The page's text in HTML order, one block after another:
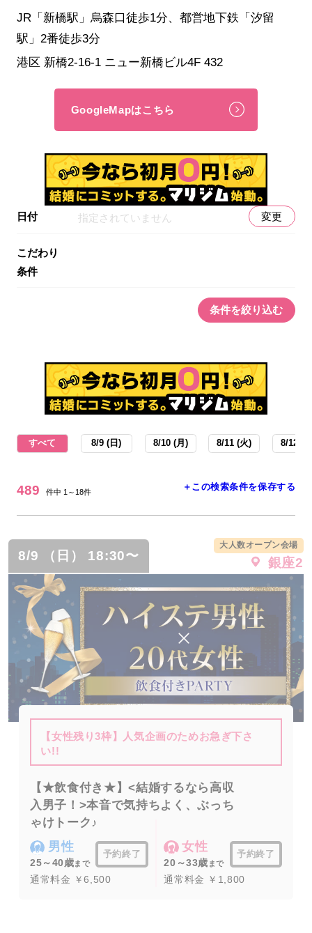
JR「新橋駅」烏森口徒歩1分、都営地下鉄「汐留
駅」2番徒歩3分
港区 新橋2-16-1 ニュー新橋ビル4F 432
GoogleMapはこちら
日付 指定されていません 変更
こだわり
条件
条件を絞り込む
すべて 8/9 (日) 8/10 (月) 8/11 (火) 8/12 (
489 件中 1～18件 ＋この検索条件を保存する
8/9 （日） 18:30〜
大人数オープン会場
銀座2
【女性残り3枠】人気企画のためお急ぎ下さ
い!!
【★飲食付き★】<結婚するなら高収
入男子！>本音で気持ちよく、ぶっち
ゃけトーク♪
男性
25～40歳まで
予約終了
通常料金 ￥6,500
女性
20～33歳 まで
予約終了
通常料金 ￥1,800